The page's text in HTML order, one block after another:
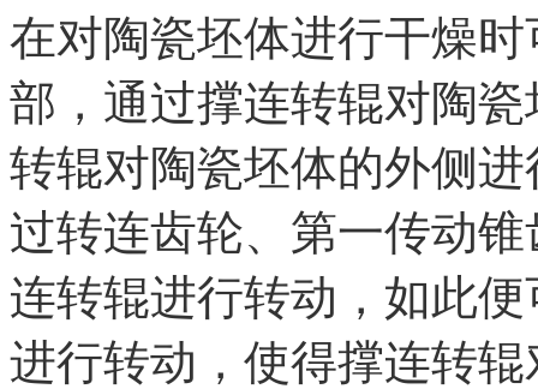
在对陶瓷坯体进行干燥
部，通过撑连转辊对陶瓷
转辊对陶瓷坯体的外侧
过转连齿轮、第一传动
连转辊进行转动，如此
进行转动，使得撑连转辊